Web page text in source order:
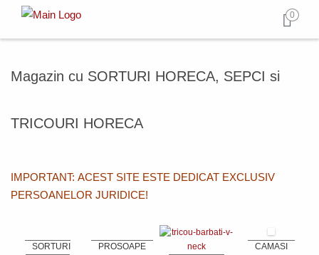
0
Magazin cu SORTURI HORECA, SEPCI si
TRICOURI HORECA
IMPORTANT: ACEST SITE ESTE DEDICAT EXCLUSIV
PERSOANELOR JURIDICE!
SORTURI
PROSOAPE
CAMASI